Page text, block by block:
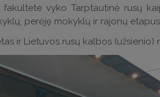
vyko Tarptautinė rusų
perėję mokyklų ir rajonų
ir Lietuvos rusų kalbos (užsienio)